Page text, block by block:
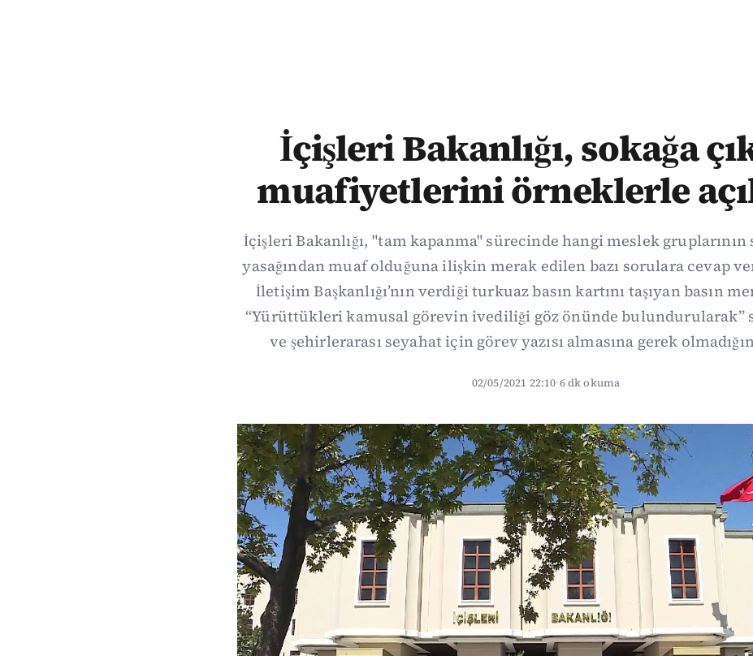
İçişleri Bakanlığı, sokağa
muafiyetlerini örneklerle
İçişleri Bakanlığı, "tam kapanma" sürecinde hangi meslek gruplarının
yasağından muaf olduğuna ilişkin merak edilen bazı sorulara cevap
İletişim Başkanlığı’nın verdiği turkuaz basın kartını taşıyan basın
“Yürüttükleri kamusal görevin ivediliği göz önünde bulundurularak”
ve şehirlerarası seyahat için görev yazısı almasına gerek
02/05/2021 22:10·6 dk okuma